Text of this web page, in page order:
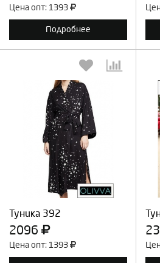
Цена опт: 1393
Подробнее
Туника 392
2096
Цена опт: 1393
Выберите количество:
Продолжить Отмена